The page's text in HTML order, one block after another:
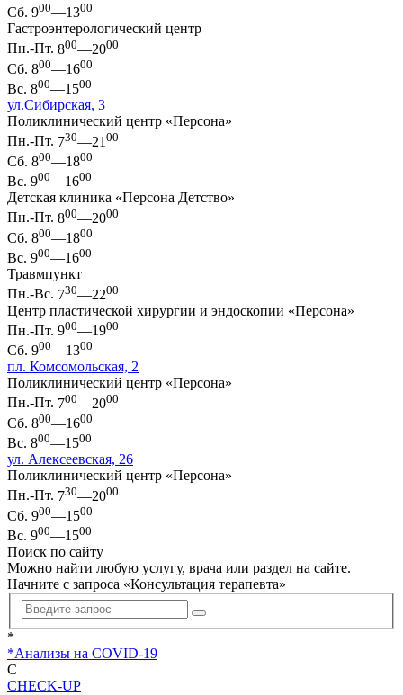
Сб. 900—1300
Гастроэнтерологический центр
Пн.-Пт. 800—2000
Сб. 800—1600
Вс. 800—1500
ул.Сибирская, 3
Поликлинический центр «Персона»
Пн.-Пт. 730—21 00
Сб. 800—1800
Вс. 900—1600
Детская клиника «Персона Детство»
Пн.-Пт. 800—2000
Сб. 800—1800
Вс. 900—1600
Травмпункт
Пн.-Вс. 730—2200
Центр пластической хирургии и эндоскопии «Персона»
Пн.-Пт. 900—1900
Сб. 900—1300
пл. Комсомольская, 2
Поликлинический центр «Персона»
Пн.-Пт. 700—2000
Сб. 800—1600
Вс. 800—1500
ул. Алексеевская, 26
Поликлинический центр «Персона»
Пн.-Пт. 730—2000
Сб. 900—1500
Вс. 900—1500
Поиск по сайту
Можно найти любую услугу, врача или раздел на сайте.
Начните с запроса «Консультация терапевта»
*
*Анализы на COVID-19
C
CHECK-UP